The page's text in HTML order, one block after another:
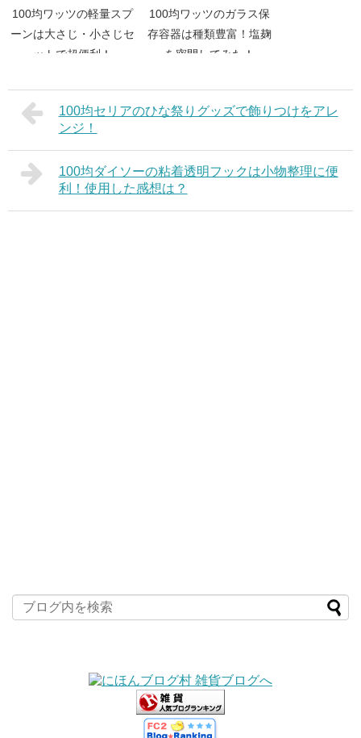
100均ワッツの軽量スプ
ーンは大さじ・小さじセ
ットで超便利！
100均ワッツのガラス保
存容器は種類豊富！塩麹
を密閉してみた！
100均セリアのひな祭りグッズで飾りつけをアレ
ンジ！
100均ダイソーの粘着透明フックは小物整理に便
利！使用した感想は？